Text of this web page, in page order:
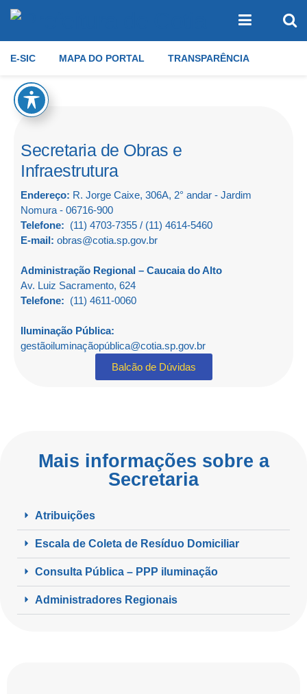
E-SIC MAPA DO PORTAL TRANSPARÊNCIA
Secretaria de Obras e
Infraestrutura
Endereço: R. Jorge Caixe, 306A, 2° andar - Jardim
Nomura - 06716-900
Telefone: (11) 4703-7355 / (11) 4614-5460
E-mail: obras@cotia.sp.gov.br
Administração Regional – Caucaia do Alto
Av. Luiz Sacramento, 624
Telefone: (11) 4611-0060
Iluminação Pública:
gestãoiluminaçãopública@cotia.sp.gov.br
Balcão de Dúvidas
Mais informações sobre a
Secretaria
Atribuições
Escala de Coleta de Resíduo Domiciliar
Consulta Pública – PPP iluminação
Administradores Regionais